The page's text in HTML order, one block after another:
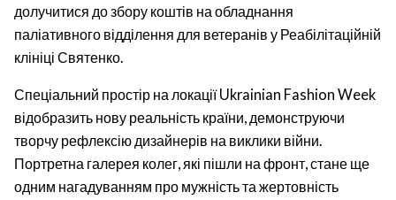
долучитися до збору коштів на обладнання
паліативного відділення для ветеранів у Реабілітаційній
клініці Святенко.
Спеціальний простір на локації Ukrainian Fashion Week
відобразить нову реальність країни, демонструючи
творчу рефлексію дизайнерів на виклики війни.
Портретна галерея колег, які пішли на фронт, стане ще
одним нагадуванням про мужність та жертовність